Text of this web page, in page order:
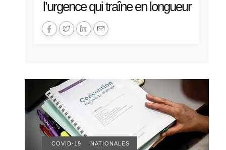
l’urgence qui traîne en longueur
ACTUALITÉS NATIONALES
COVID-19